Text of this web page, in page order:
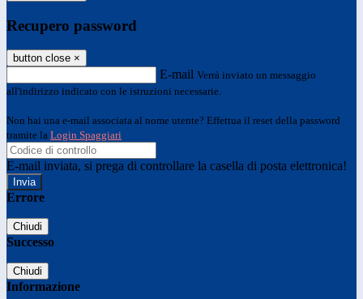
Recupero password
button close ×
E-mail Verrà inviato un messaggio
all'indirizzo indicato con le istruzioni necessarie.
Non hai una e-mail associata al nome utente? Effettua il reset della password
tramite la Login Spaggiari
E-mail inviata, si prega di controllare la casella di posta elettronica!
Errore
Chiudi
Successo
Chiudi
Informazione